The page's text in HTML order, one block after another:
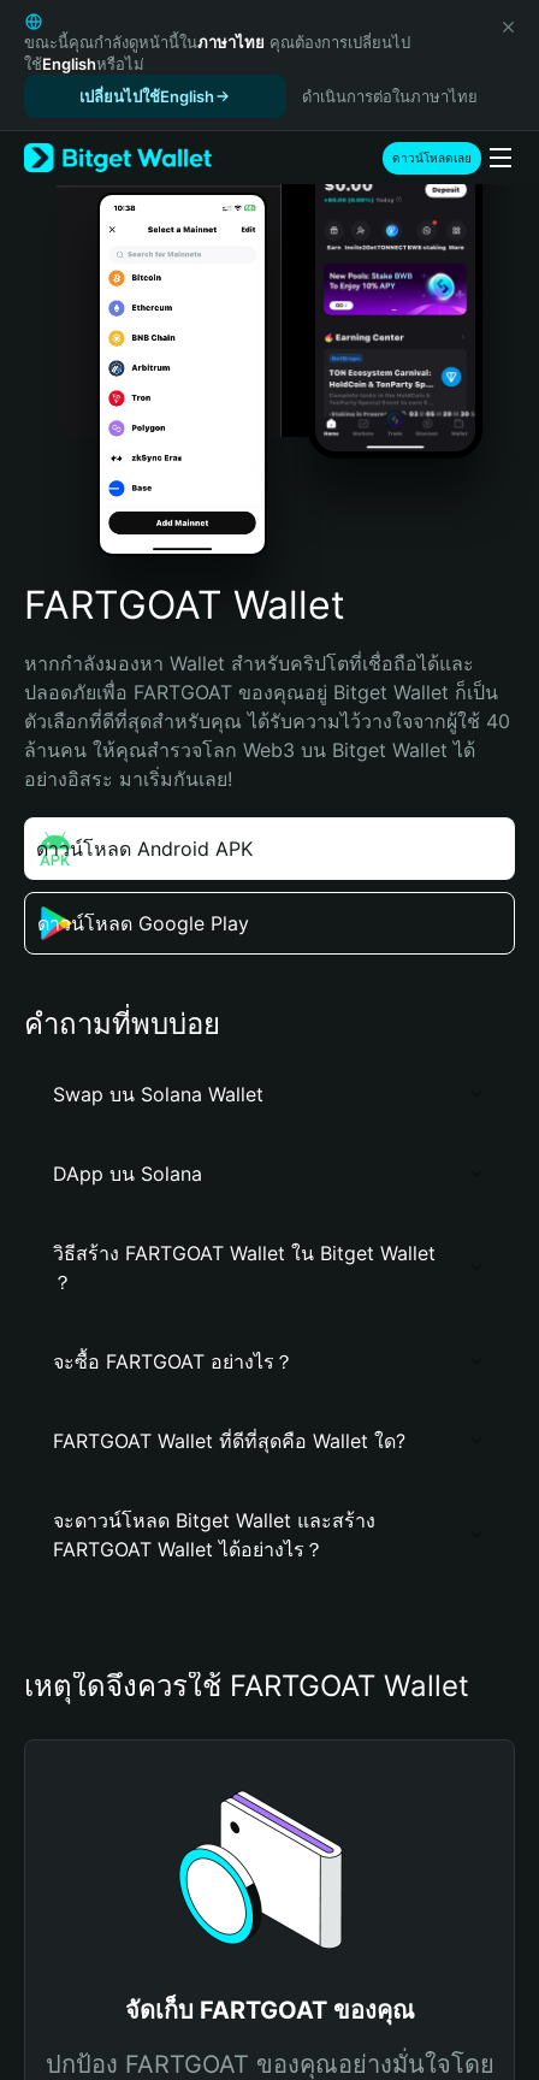
English
日本語
Tiếng Việt
Español (Latinoamérica)
Türkçe
Italiano
Português (Portugal)
Bahasa Indonesia
Português (Brasil)
Español (Argentina)
ขณะนี้คุณกำลังดูหน้านี้ในภาษาไทย คุณต้องการเปลี่ยนไป
ใช้Englishหรือไม่
เปลี่ยนไปใช้English
ดำเนินการต่อในภาษาไทย
ดาวน์โหลดเลย
FARTGOAT Wallet
หากกำลังมองหา Wallet สำหรับคริปโตที่เชื่อถือได้และ
ปลอดภัยเพื่อ FARTGOAT ของคุณอยู่ Bitget Wallet ก็เป็น
ตัวเลือกที่ดีที่สุดสำหรับคุณ ได้รับความไว้วางใจจากผู้ใช้ 40
ล้านคน ให้คุณสำรวจโลก Web3 บน Bitget Wallet ได้
อย่างอิสระ มาเริ่มกันเลย!
ดาวน์โหลด Android APK
ดาวน์โหลด Google Play
คำถามที่พบบ่อย
Swap บน Solana Wallet
DApp บน Solana
วิธีสร้าง FARTGOAT Wallet ใน Bitget Wallet
？
จะซื้อ FARTGOAT อย่างไร？
FARTGOAT Wallet ที่ดีที่สุดคือ Wallet ใด?
จะดาวน์โหลด Bitget Wallet และสร้าง
FARTGOAT Wallet ได้อย่างไร？
เหตุใดจึงควรใช้ FARTGOAT Wallet
จัดเก็บ FARTGOAT ของคุณ
ปกป้อง FARTGOAT ของคุณอย่างมั่นใจโดย